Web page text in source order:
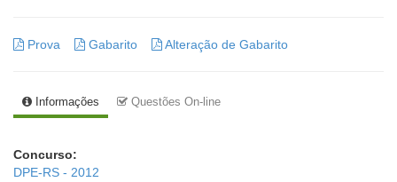
Prova Gabarito Alteração de Gabarito
Informações Questões On-line
Concurso:
DPE-RS - 2012